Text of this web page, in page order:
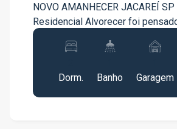
NOVO AMANHECER JACAREÍ
Residencial Alvorecer foi
você e sua família construam
espaço que agrega qualidade de
Contem: - 02 Dormitórios; - Sala
- Cozinha; - Área de Serviço; -
Dorm.
Banho
Garagem